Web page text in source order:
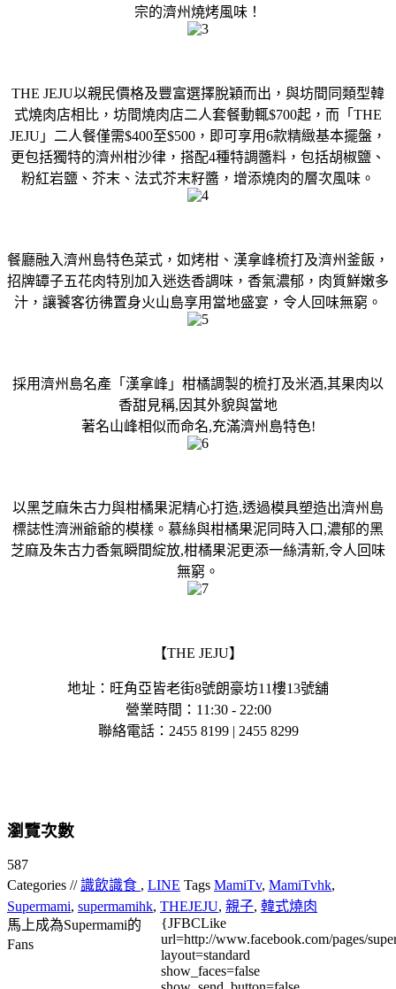
宗的濟州燒烤風味！
THE JEJU以親民價格及豐富選擇脫穎而出，與坊間同類型韓
式燒肉店相比，坊間燒肉店二人套餐動輒$700起，而「THE
JEJU」二人餐僅需$400至$500，即可享用6款精緻基本擺盤，
更包括獨特的濟州柑沙律，搭配4種特調醬料，包括胡椒鹽、
粉紅岩鹽、芥末、法式芥末籽醬，增添燒肉的層次風味。
餐廳融入濟州島特色菜式，如烤柑、漢拿峰梳打及濟州釜飯，
招牌罈子五花肉特別加入迷迭香調味，香氣濃郁，肉質鮮嫩多
汁，讓饕客彷彿置身火山島享用當地盛宴，令人回味無窮。
採用濟州島名產「漢拿峰」柑橘調製的梳打及米酒,其果肉以
香甜見稱,因其外貌與當地
著名山峰相似而命名,充滿濟州島特色!
以黑芝麻朱古力與柑橘果泥精心打造,透過模具塑造出濟州島
標誌性濟洲爺爺的模樣。慕絲與柑橘果泥同時入口,濃郁的黑
芝麻及朱古力香氣瞬間綻放,柑橘果泥更添一絲清新,令人回味
無窮。
【THE JEJU】
地址：旺角亞皆老街8號朗豪坊11樓13號舖
營業時間：11:30 - 22:00
聯絡電話：2455 8199 | 2455 8299
瀏覽次數
587
Categories //識飲識食 , LINE Tags MamiTv, MamiTvhk,
Supermami, supermamihk, THEJEJU, 親子, 韓式燒肉
馬上成為Supermami的
Fans
{JFBCLike
url=http://www.facebook.com/pages/
layout=standard
show_faces=false